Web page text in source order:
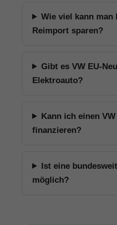
Wie viel kann man
Reimport sparen?
Gibt es VW EU-
Elektroauto?
Kann ich einen
finanzieren?
Ist eine
möglich?